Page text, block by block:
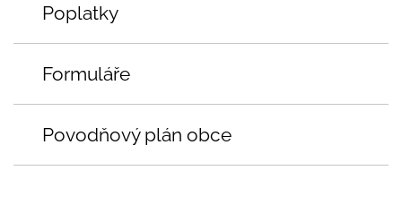
Poplatky
Formuláře
Povodňový plán obce